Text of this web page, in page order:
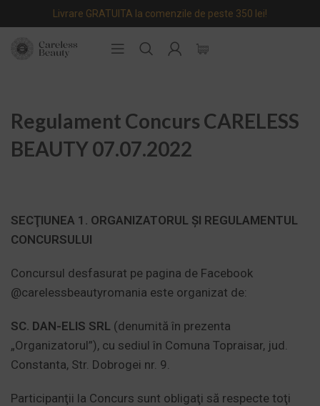
Livrare GRATUITA la comenzile de peste 350 lei!
Regulament Concurs CARELESS
BEAUTY 07.07.2022
SECŢIUNEA 1. ORGANIZATORUL ŞI REGULAMENTUL
CONCURSULUI
Concursul desfasurat pe pagina de Facebook
@carelessbeautyromania este organizat de:
SC. DAN-ELIS SRL (denumită în prezenta
„Organizatorul”), cu sediul în Comuna Topraisar, jud.
Constanta, Str. Dobrogei nr. 9.
Participanţii la Concurs sunt obligaţi să respecte toţi